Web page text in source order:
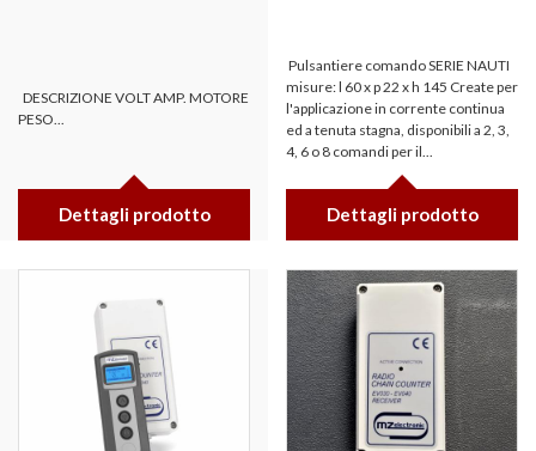
DESCRIZIONE VOLT AMP. MOTORE
PESO...
Dettagli prodotto
Pulsantiere comando SERIE NAUTI
misure: l 60 x p 22 x h 145 Create per
l'applicazione in corrente continua
ed a tenuta stagna, disponibili a 2, 3,
4, 6 o 8 comandi per il...
Dettagli prodotto